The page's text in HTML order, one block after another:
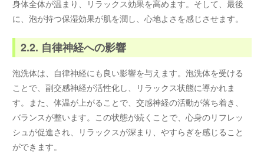
身体全体が温まり、リラックス効果を高めます。そして、最後
に、泡が持つ保湿効果が肌を潤し、心地よさを感じさせます。
2.2. 自律神経への影響
泡洗体は、自律神経にも良い影響を与えます。泡洗体を受ける
ことで、副交感神経が活性化し、リラックス状態に導かれま
す。また、体温が上がることで、交感神経の活動が落ち着き、
バランスが整います。この状態が続くことで、心身のリフレッ
シュが促進され、リラックスが深まり、やすらぎを感じること
ができます。